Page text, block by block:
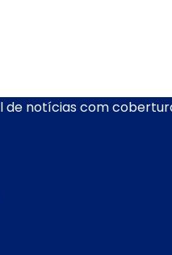
notícias com